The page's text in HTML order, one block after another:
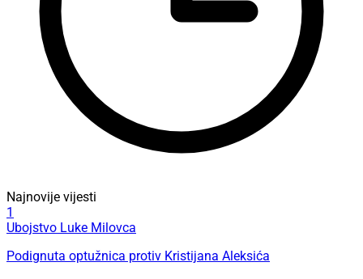
Najnovije vijesti
1
Ubojstvo Luke Milovca
Podignuta optužnica protiv Kristijana Aleksića